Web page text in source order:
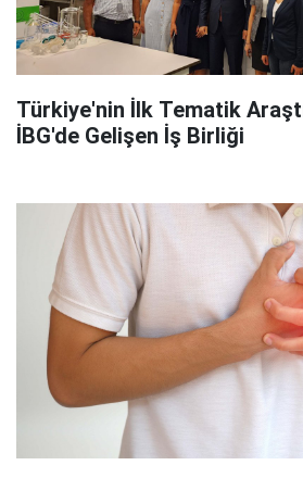
Türkiye'nin İlk Tematik
İBG'de Gelişen İş Birliği